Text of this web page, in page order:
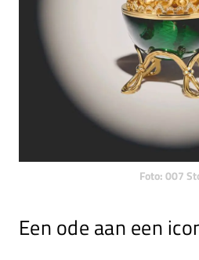
Foto: 007
Een ode aan een